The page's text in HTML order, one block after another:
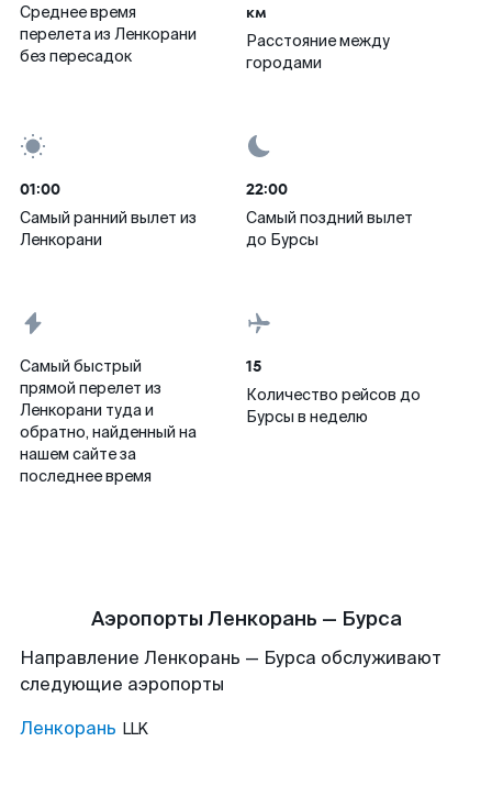
Среднее время
перелета из Ленкорани
без пересадок
км
Расстояние между
городами
01:00
Самый ранний вылет из
Ленкорани
22:00
Самый поздний вылет
до Бурсы
Самый быстрый
прямой перелет из
Ленкорани туда и
обратно, найденный на
нашем сайте за
последнее время
15
Количество рейсов до
Бурсы в неделю
Аэропорты Ленкорань — Бурса
Направление Ленкорань — Бурса обслуживают
следующие аэропорты
Ленкорань LLK